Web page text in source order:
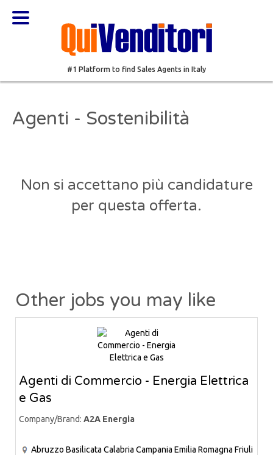
#1 Platform to find Sales Agents in Italy
Agenti - Sostenibilità
Non si accettano più candidature
per questa offerta.
Other jobs you may like
Agenti di Commercio - Energia Elettrica
e Gas
Company/Brand: A2A Energia
Abruzzo Basilicata Calabria Campania Emilia Romagna Friuli